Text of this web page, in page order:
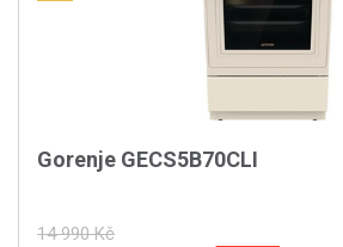
Gorenje GECS5B70CLI
14 990 Kč